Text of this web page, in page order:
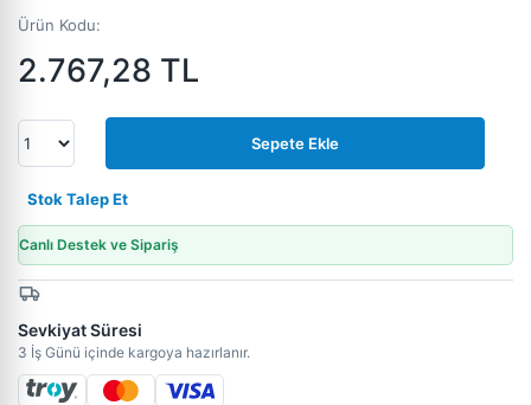
Ürün Kodu:
2.767,28 TL
Sepete Ekle
Stok Talep Et
Canlı Destek ve Sipariş
Sevkiyat Süresi
3 İş Günü içinde kargoya hazırlanır.